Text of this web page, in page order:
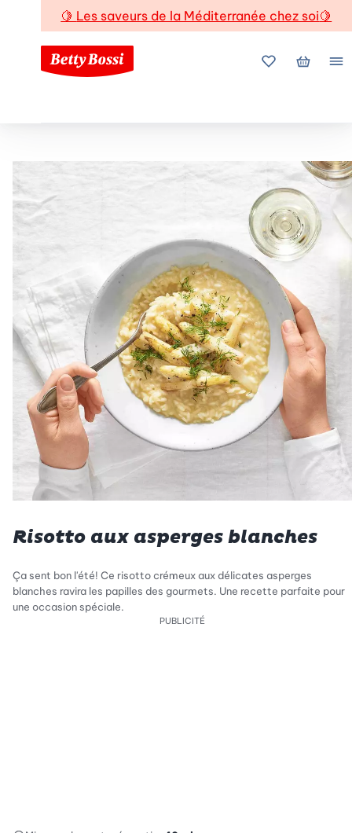
🍋 Les saveurs de la Méditerranée chez soi🍋
Mes favoris
Mon
Risotto aux asperges blanches
Ça sent bon l'été! Ce risotto crémeux aux délicates asperges
blanches ravira les papilles des gourmets. Une recette parfaite pour
une occasion spéciale.
PUBLICITÉ